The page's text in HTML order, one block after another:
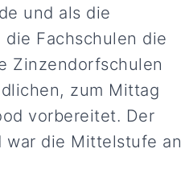
und als die
Fachschulen die
Zinzendorfschulen
zum Mittag
vorbereitet. Der
war die Mittelstufe an